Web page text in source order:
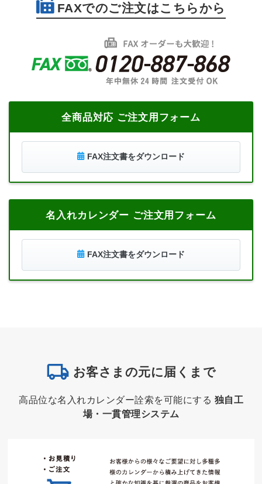
FAXでのご注文はこちらから
全商品対応 ご注文用フォーム
FAX注文書をダウンロード
名入れカレンダー ご注文用フォーム
FAX注文書をダウンロード
お客さまの元に届くまで
高品位な名入れカレンダー詮索を可能にする 独自工
場・一貫管理システム